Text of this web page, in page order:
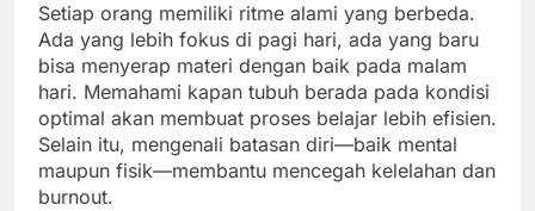
Setiap orang memiliki ritme alami yang berbeda.
Ada yang lebih fokus di pagi hari, ada yang baru
bisa menyerap materi dengan baik pada malam
hari. Memahami kapan tubuh berada pada kondisi
optimal akan membuat proses belajar lebih efisien.
Selain itu, mengenali batasan diri—baik mental
maupun fisik—membantu mencegah kelelahan dan
burnout.